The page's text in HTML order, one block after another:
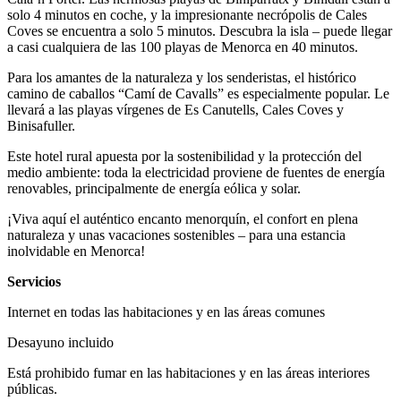
solo 4 minutos en coche, y la impresionante necrópolis de Cales
Coves se encuentra a solo 5 minutos. Descubra la isla – puede llegar
a casi cualquiera de las 100 playas de Menorca en 40 minutos.
Para los amantes de la naturaleza y los senderistas, el histórico
camino de caballos “Camí de Cavalls” es especialmente popular. Le
llevará a las playas vírgenes de Es Canutells, Cales Coves y
Binisafuller.
Este hotel rural apuesta por la sostenibilidad y la protección del
medio ambiente: toda la electricidad proviene de fuentes de energía
renovables, principalmente de energía eólica y solar.
¡Viva aquí el auténtico encanto menorquín, el confort en plena
naturaleza y unas vacaciones sostenibles – para una estancia
inolvidable en Menorca!
Servicios
Internet en todas las habitaciones y en las áreas comunes
Desayuno incluido
Está prohibido fumar en las habitaciones y en las áreas interiores
públicas.